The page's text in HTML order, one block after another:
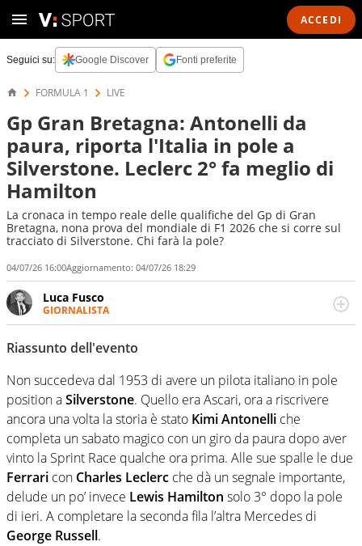
ACCEDI
Seguici su: Google Discover Fonti preferite
FORMULA 1 LIVE
Gp Gran Bretagna: Antonelli da
paura, riporta l'Italia in pole a
Silverstone. Leclerc 2° fa meglio di
Hamilton
La cronaca in tempo reale delle qualifiche del Gp di Gran
Bretagna, nona prova del mondiale di F1 2026 che si corre sul
tracciato di Silverstone. Chi farà la pole?
04/07/26 16:00Aggiornamento: 04/07/26 18:29
Luca Fusco
GIORNALISTA
Giornalista multimediale. Quando si accendono i motori,
lui sgasa, impenna, derapa. E spesso e volentieri finisce
sul podio
Riassunto dell'evento
Non succedeva dal 1953 di avere un pilota italiano in pole
position aSilverstone. Quello era Ascari, ora a riscrivere
ancora una volta la storia è stato Kimi Antonelli che
completa un sabato magico con un giro da paura dopo aver
vinto la Sprint Race qualche ora prima. Alle sue spalle le due
Ferrari con Charles Leclerc che dà un segnale importante,
delude un po’ invece Lewis Hamilton solo 3° dopo la pole
di ieri. A completare la seconda fila l’altra Mercedes di
George Russell.